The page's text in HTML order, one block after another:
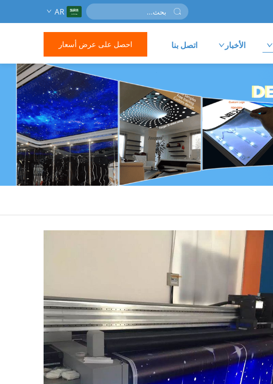
AR
الأخبار اتصل بنا احصل على عرض أسعار